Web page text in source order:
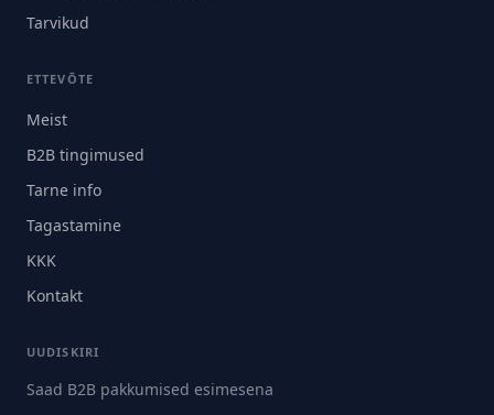
Tarvikud
ETTEVÕTE
Meist
B2B tingimused
Tarne info
Tagastamine
KKK
Kontakt
UUDISKIRI
Saad B2B pakkumised esimesena